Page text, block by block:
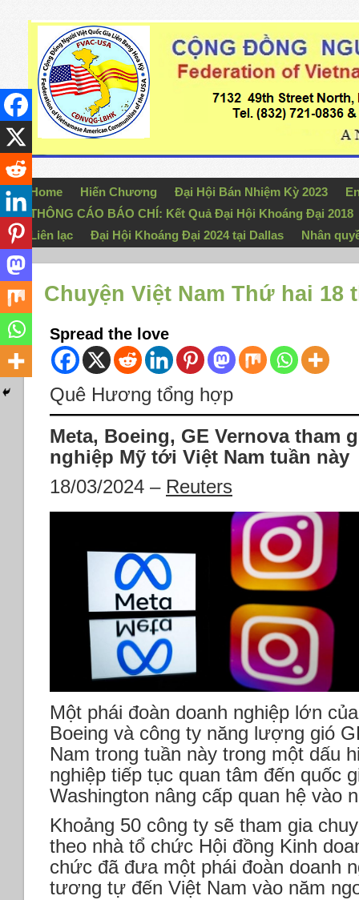
Home Hiến Chương Đại Hội Bán Nhiệm Kỳ 2023
THÔNG CÁO BÁO CHÍ: Kết Quả Đại Hội Khoáng Đại 2018
Liên lạc
Đại Hội Khoáng Đại 2024 tại Dallas Nhân
Chuyện Việt Nam Thứ hai 18
Spread the love
Quê Hương tổng hợp
Meta, Boeing, GE Vernova tham
nghiệp Mỹ tới Việt Nam tuần này
18/03/2024 – Reuters
Một phái đoàn doanh nghiệp lớn
Boeing và công ty năng lượng gió
Nam trong tuần này trong một dấu
nghiệp tiếp tục quan tâm đến quốc
Washington nâng cấp quan hệ vào
Khoảng 50 công ty sẽ tham gia
theo nhà tổ chức Hội đồng Kinh
chức đã đưa một phái đoàn doanh
tương tự đến Việt Nam vào năm